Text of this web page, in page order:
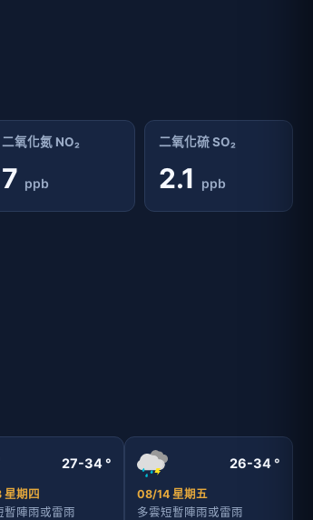
二氧化氮 NO₂
7 ppb
二氧化硫 SO₂
2.1 ppb
27-34 °
期四
暫陣雨或雷雨
26-34 °
08/14 星期五
多雲短暫陣雨或雷雨